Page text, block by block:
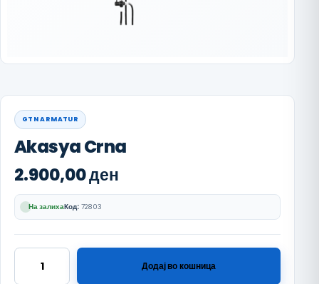
GTN ARMATUR
Akasya Crna
2.900,00ден
На залихаКод: 72803
Akasya Crna количина
Додај во кошница